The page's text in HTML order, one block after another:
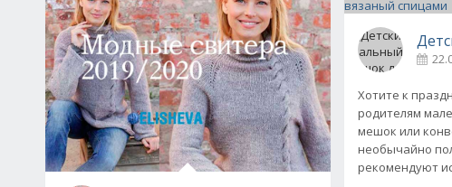
Хотите к
родителям
мешок или
необычайно
рекомендуют